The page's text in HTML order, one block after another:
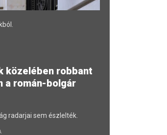
közelében robbant
a román-bolgár
radarjai sem észlelték.